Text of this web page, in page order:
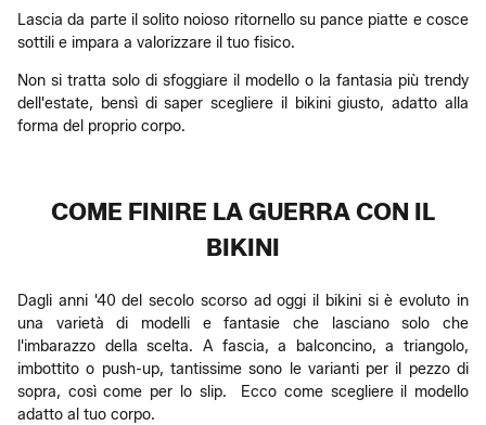
Lascia da parte il solito noioso ritornello su pance piatte e cosce
sottili e impara a valorizzare il tuo fisico.
Non si tratta solo di sfoggiare il modello o la fantasia più trendy
dell'estate, bensì di saper scegliere il bikini giusto, adatto alla
forma del proprio corpo.
COME FINIRE LA GUERRA CON IL
BIKINI
Dagli anni '40 del secolo scorso ad oggi il bikini si è evoluto in
una varietà di modelli e fantasie che lasciano solo che
l'imbarazzo della scelta. A fascia, a balconcino, a triangolo,
imbottito o push-up, tantissime sono le varianti per il pezzo di
sopra, così come per lo slip. Ecco come scegliere il modello
adatto al tuo corpo.